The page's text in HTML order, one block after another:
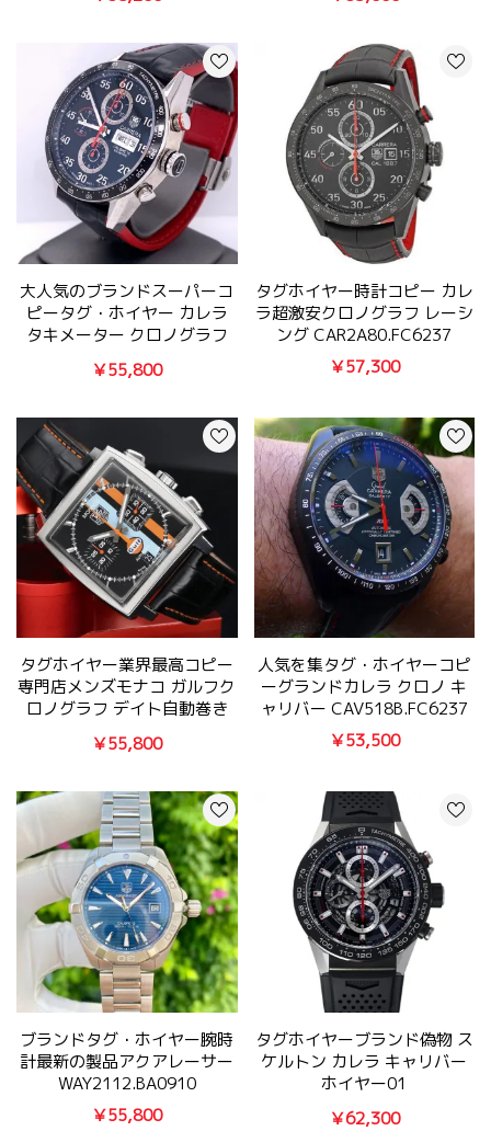
大人気のブランドスーパーコ
ピータグ・ホイヤー カレラ
タキメーター クロノグラフ
￥55,800
タグホイヤー時計コピー カレ
ラ超激安クロノグラフ レーシ
ング CAR2A80.FC6237
￥57,300
タグホイヤー業界最高コピー
専門店メンズモナコ ガルフク
ロノグラフ デイト自動巻き
￥55,800
人気を集タグ・ホイヤーコピ
ーグランドカレラ クロノ キ
ャリバー CAV518B.FC6237
￥53,500
ブランドタグ・ホイヤー腕時
計最新の製品アクアレーサー
WAY2112.BA0910
￥55,800
タグホイヤーブランド偽物 ス
ケルトン カレラ キャリバー
ホイヤー01
CAR2A1Z.FT6044
￥62,300